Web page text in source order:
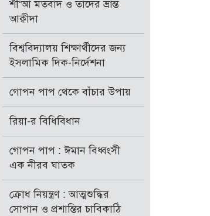
শী‘আ মতবাদ ও তাদের ভ্রান্ত
আক্বীদা
বিশ্ববিদ্যালয় শিক্ষার্থীদের জন্য
ইসলামিক দিক-নির্দেশনা
গোপন পাপ থেকে বাঁচার উপায়
রিয়া-র বিধিবিধান
গোপন পাপ : ঈমান বিধ্বংসী
এক নীরব ঘাতক
ক্রোধ নিয়ন্ত্রণ : আত্মশুদ্ধির
সোপান ও প্রশান্তির চাবিকাঠি